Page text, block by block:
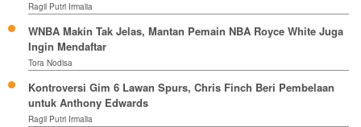
Ragil Putri Irmalia
WNBA Makin Tak Jelas, Mantan Pemain NBA Royce White Juga
Ingin Mendaftar
Tora Nodisa
Kontroversi Gim 6 Lawan Spurs, Chris Finch Beri Pembelaan
untuk Anthony Edwards
Ragil Putri Irmalia